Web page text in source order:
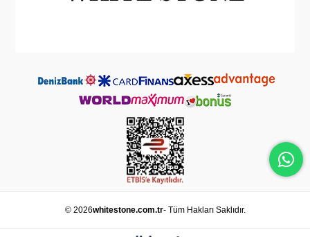
© 2026whitestone.com.tr- Tüm Hakları Saklıdır.